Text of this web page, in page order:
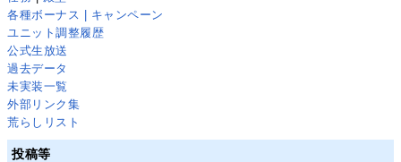
各種ボーナス | キャンペーン
ユニット調整履歴
公式生放送
過去データ
未実装一覧
外部リンク集
荒らしリスト
投稿等